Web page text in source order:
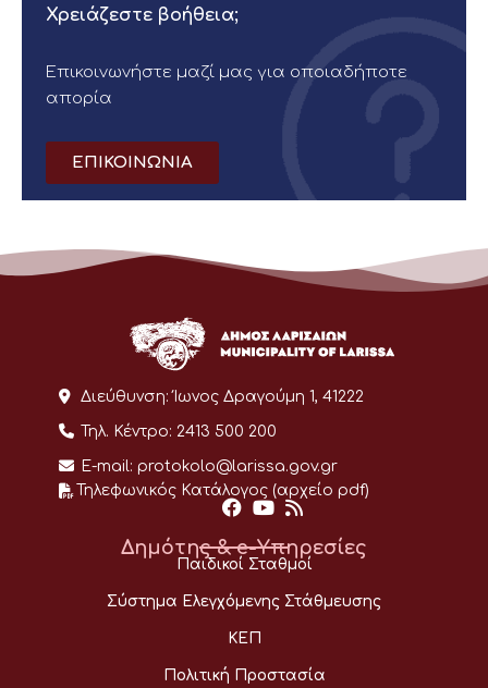
Χρειάζεστε βοήθεια;
Επικοινωνήστε μαζί μας για οποιαδήποτε
απορία
ΕΠΙΚΟΙΝΩΝΙΑ
Διεύθυνση: Ίωνος Δραγούμη 1, 41222
Τηλ. Κέντρο: 2413 500 200
E-mail: protokolo@larissa.gov.gr
Τηλεφωνικός Κατάλογος (αρχείο pdf)
Δημότης & e-Υπηρεσίες
Παιδικοί Σταθμοί
Σύστημα Ελεγχόμενης Στάθμευσης
ΚΕΠ
Πολιτική Προστασία